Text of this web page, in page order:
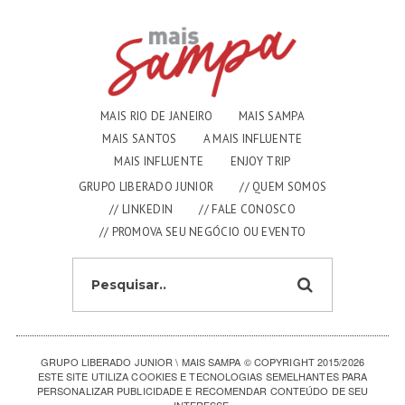
MAIS RIO DE JANEIRO
MAIS SAMPA
MAIS SANTOS
A MAIS INFLUENTE
MAIS INFLUENTE
ENJOY TRIP
GRUPO LIBERADO JUNIOR
// QUEM SOMOS
// LINKEDIN
// FALE CONOSCO
// PROMOVA SEU NEGÓCIO OU EVENTO
GRUPO LIBERADO JUNIOR \ MAIS SAMPA © COPYRIGHT 2015/2026
ESTE SITE UTILIZA COOKIES E TECNOLOGIAS SEMELHANTES PARA
PERSONALIZAR PUBLICIDADE E RECOMENDAR CONTEÚDO DE SEU